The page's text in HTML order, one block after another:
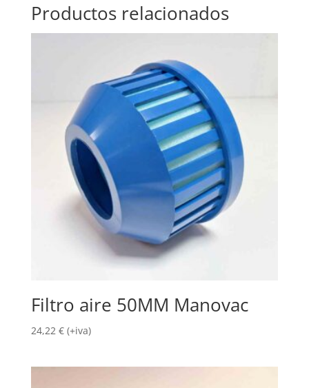
Productos relacionados
Filtro aire 50MM Manovac
24,22 € (+iva)